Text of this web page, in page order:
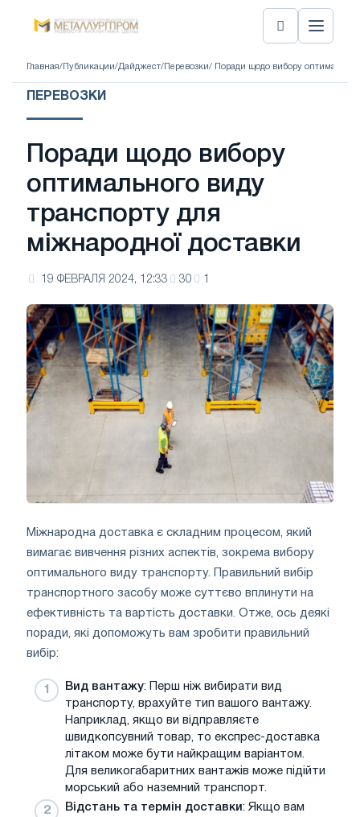
Главная/ Публикации/Дайджест/ Перевозки/ Поради щодо вибору
ПЕРЕВОЗКИ
Поради щодо вибору
оптимального виду
транспорту для
міжнародної доставки
19 ФЕВРАЛЯ 2024, 12:33 30 1
Міжнародна доставка є складним процесом, який
вимагає вивчення різних аспектів, зокрема вибору
оптимального виду транспорту. Правильний вибір
транспортного засобу може суттєво вплинути на
ефективність та вартість доставки. Отже, ось деякі
поради, які допоможуть вам зробити правильний
вибір:
Вид вантажу: Перш ніж вибирати вид
транспорту, врахуйте тип вашого вантажу.
Наприклад, якщо ви відправляєте
швидкопсувний товар, то експрес-доставка
літаком може бути найкращим варіантом.
Для великогабаритних вантажів може підійти
морський або наземний транспорт.
Відстань та термін доставки: Якщо вам